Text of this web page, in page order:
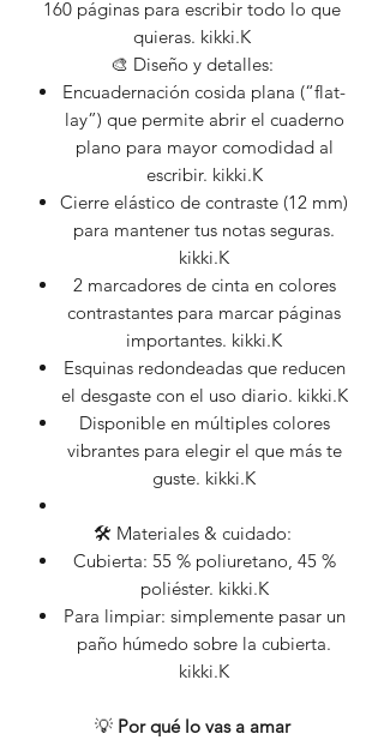
160 páginas para escribir todo lo que
quieras. kikki.K
🎨 Diseño y detalles:
Encuadernación cosida plana (“flat-
lay”) que permite abrir el cuaderno
plano para mayor comodidad al
escribir. kikki.K
Cierre elástico de contraste (12 mm)
para mantener tus notas seguras.
kikki.K
2 marcadores de cinta en colores
contrastantes para marcar páginas
importantes. kikki.K
Esquinas redondeadas que reducen
el desgaste con el uso diario. kikki.K
Disponible en múltiples colores
vibrantes para elegir el que más te
guste. kikki.K
🛠️ Materiales & cuidado:
Cubierta: 55 % poliuretano, 45 %
poliéster. kikki.K
Para limpiar: simplemente pasar un
paño húmedo sobre la cubierta.
kikki.K
💡 Por qué lo vas a amar